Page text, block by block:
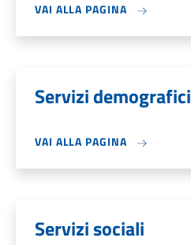
VAI ALLA PAGINA
Servizi demografici
VAI ALLA PAGINA
Servizi sociali